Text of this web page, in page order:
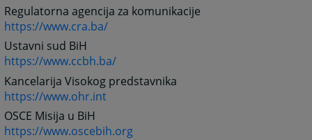
Regulatorna agencija za komunikacije
https://www.cra.ba/
Ustavni sud BiH
https://www.ccbh.ba/
Kancelarija Visokog predstavnika
https://www.ohr.int
OSCE Misija u BiH
https://www.oscebih.org